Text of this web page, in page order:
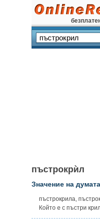
пъстрокрѝл
Значение на думата
пъстрокрила,
Който е с пъстри